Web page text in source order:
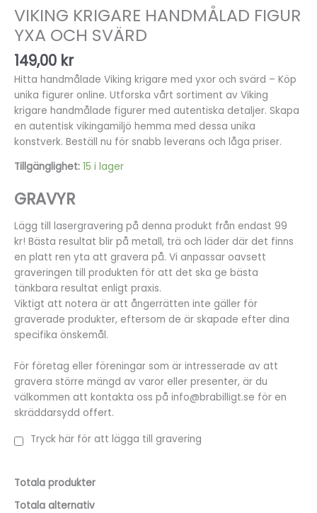
VIKING KRIGARE HANDMÅLAD FIGUR
YXA OCH SVÄRD
149,00 kr
Hitta handmålade Viking krigare med yxor och svärd – Köp
unika figurer online. Utforska vårt sortiment av Viking
krigare handmålade figurer med autentiska detaljer. Skapa
en autentisk vikingamiljö hemma med dessa unika
konstverk. Beställ nu för snabb leverans och låga priser.
Tillgänglighet: 15 i lager
GRAVYR
Lägg till lasergravering på denna produkt från endast 99
kr! Bästa resultat blir på metall, trä och läder där det finns
en platt ren yta att gravera på. Vi anpassar oavsett
graveringen till produkten för att det ska ge bästa
tänkbara resultat enligt praxis.
Viktigt att notera är att ångerrätten inte gäller för
graverade produkter, eftersom de är skapade efter dina
specifika önskemål.
För företag eller föreningar som är intresserade av att
gravera större mängd av varor eller presenter, är du
välkommen att kontakta oss på info@brabilligt.se för en
skräddarsydd offert.
Tryck här för att lägga till gravering
Totala produkter
Totala alternativ